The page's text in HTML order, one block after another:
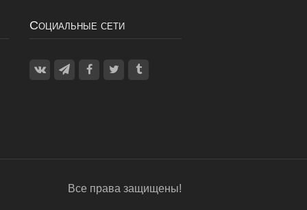
Социальные сети
Все права защищены!